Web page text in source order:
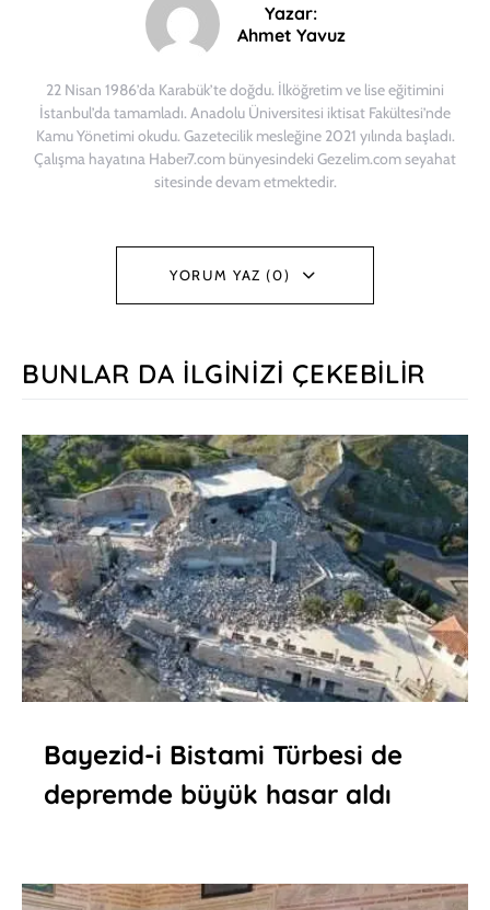
Yazar:
Ahmet Yavuz
22 Nisan 1986’da Karabük’te doğdu. İlköğretim ve lise eğitimini
İstanbul’da tamamladı. Anadolu Üniversitesi iktisat Fakültesi’nde
Kamu Yönetimi okudu. Gazetecilik mesleğine 2021 yılında başladı.
Çalışma hayatına Haber7.com bünyesindeki Gezelim.com seyahat
sitesinde devam etmektedir.
YORUM YAZ (0)
BUNLAR DA İLGINIZI ÇEKEBILIR
Bayezid-i Bistami Türbesi de
depremde büyük hasar aldı